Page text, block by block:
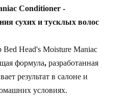
Conditioner -
сухих и тусклых волос
Head's Moisture Maniac
формула, разработанная
результат в салоне и
условиях.